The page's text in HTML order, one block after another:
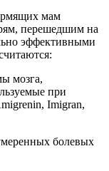
мам
перешедшим на
эффективными
мозга,
при
Imigran,
болевых